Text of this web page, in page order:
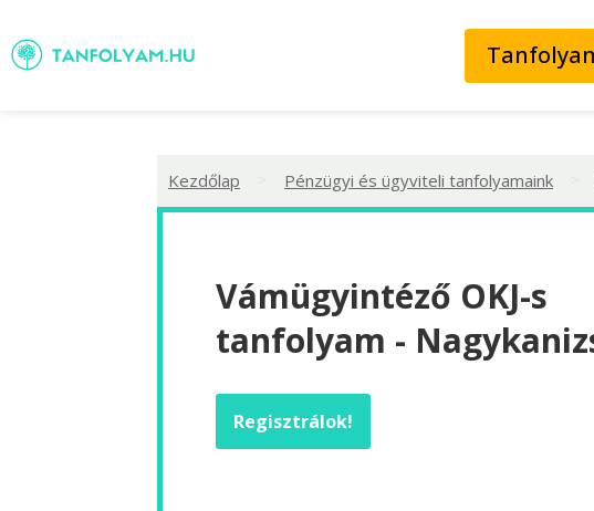
Kezdőlap Pénzügyi és ügyviteli tanfolyamaink
Vámügyintéző OKJ-s
tanfolyam -
Regisztrálok!